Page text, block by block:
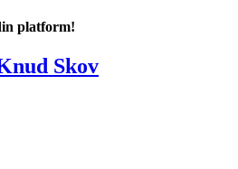
platform!
Skov